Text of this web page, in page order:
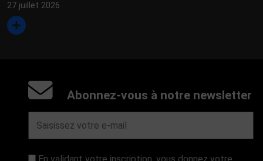
27 juillet 2026
Abonnez-vous à notre newsletter